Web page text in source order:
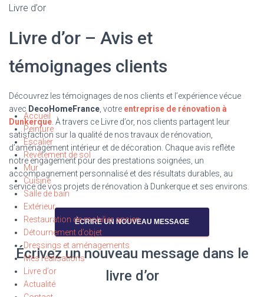
Accueil
Peinture
Escalier
Revêtement de sol
Mur
Cuisine
Salle de bain
Extérieur
Restauration de mobilier ancien
Détournement d’objet
Dressings et aménagements
Mes réalisations
Livre d’or
Actualité
Livre d’or
Livre d’or – Avis et
témoignages clients
Découvrez les témoignages de nos clients et l’expérience vécue
avec DecoHomeFrance , votre entreprise de rénovation à
Dunkerque . À travers ce Livre d’or, nos clients partagent leur
satisfaction sur la qualité de nos travaux de rénovation,
d’aménagement intérieur et de décoration. Chaque avis reflète
notre engagement pour des prestations soignées, un
accompagnement personnalisé et des résultats durables, au
service de vos projets de rénovation à Dunkerque et ses environs.
Écrivez un nouveau message dans le
livre d’or